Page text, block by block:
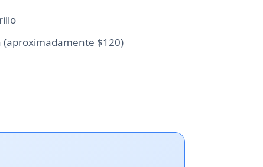
(aproximadamente $120)